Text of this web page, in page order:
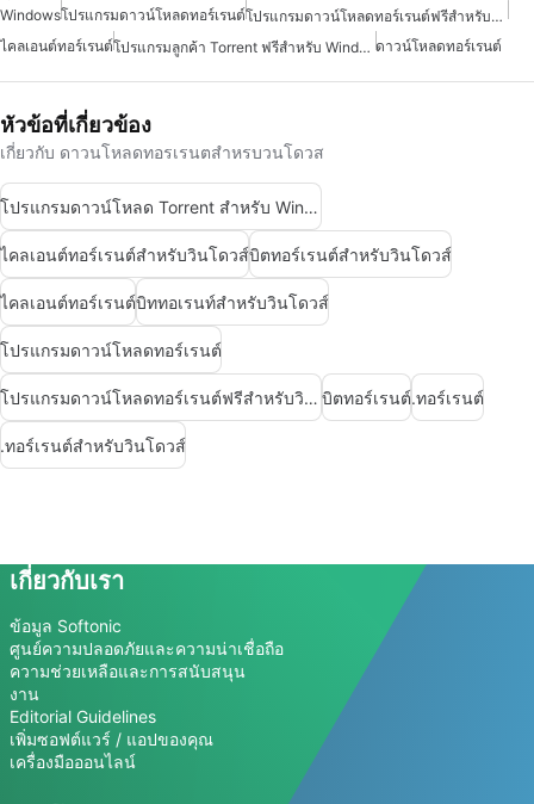
Windowsโปรแกรมดาวน์โหลดทอร์เรนต์
โปรแกรมดาวน์โหลดทอร์เรนต์ฟรีสำหรับวินโดวส์
ไคลเอนต์ทอร์เรนต์
โปรแกรมลูกค้า Torrent ฟรีสำหรับ Windows ดาวน์โหลดทอร์เรนต์
หัวข้อที่เกี่ยวข้อง
เกี่ยวกับ ดาวนโหลดทอรเรนตสำหรบวนโดวส
โปรแกรมดาวน์โหลด Torrent สำหรับ Windows
ไคลเอนต์ทอร์เรนต์สำหรับวินโดวส์บิตทอร์เรนต์สำหรับวินโดวส์
ไคลเอนต์ทอร์เรนต์บิททอเรนท์สำหรับวินโดวส์
โปรแกรมดาวน์โหลดทอร์เรนต์
โปรแกรมดาวน์โหลดทอร์เรนต์ฟรีสำหรับวินโดวส์ บิตทอร์เรนต์.ทอร์เรนต์
.ทอร์เรนต์สำหรับวินโดวส์
เกี่ยวกับเรา
ข้อมูล Softonic
ศูนย์ความปลอดภัยและความน่าเชื่อถือ
ความช่วยเหลือและการสนับสนุน
งาน
Editorial Guidelines
เพิ่มซอฟต์แวร์ / แอปของคุณ
เครื่องมือออนไลน์